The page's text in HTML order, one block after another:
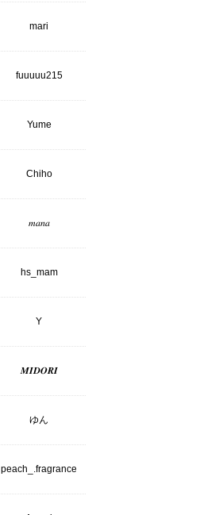
mari
fuuuuu215
Yume
Chiho
𝑚𝑎𝑛𝑎
hs_mam
Y
𝑴𝑰𝑫𝑶𝑹𝑰
ゆん
peach_.fragrance